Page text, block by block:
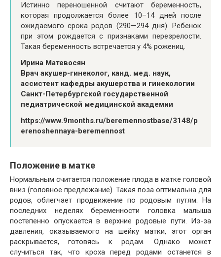
Истинно переношенной считают беременность,
которая продолжается более 10–14 дней после
ожидаемого срока родов (290—294 дня). Ребенок
при этом рождается с признаками перезрелости.
Такая беременность встречается у 4% рожениц.
Ирина Матевосян
Врач акушер-гинеколог, канд. мед. наук,
ассистент кафедры акушерства и гинекологии
Санкт-Петербургской государственной
педиатрической медицинской академии
https://www.9months.ru/beremennostbase/3148/p
erenoshennaya-beremennost
Положение в матке
Нормальным считается положение плода в матке головой
вниз (головное предлежание). Такая поза оптимальна для
родов, облегчает продвижение по родовым путям. На
последних неделях беременности головка малыша
постепенно опускается в верхние родовые пути. Из-за
давления, оказываемого на шейку матки, этот орган
раскрывается, готовясь к родам. Однако может
случиться так, что кроха перед родами останется в